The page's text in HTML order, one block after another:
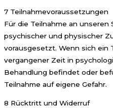
7 Teilnahmevoraussetzungen
Für die Teilnahme an unseren
psychischer und physischer
vorausgesetzt. Wenn sich ein
vergangener Zeit in
Behandlung befindet oder
Teilnahme auf eigene Gefahr.
8 Rücktritt und Widerruf